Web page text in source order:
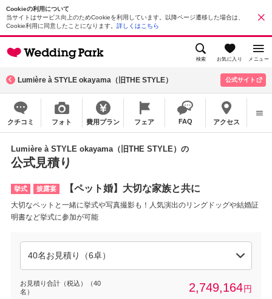
Cookieの利用について
当サイトはサービス向上のためCookieを利用しています。以降ページ遷移した場合は、
Cookie利用に同意したことになります。 詳しくはこちら
検索 お気に入り メニュー
Lumière à STYLE okayama（旧THE STYLE） 公式サイト
クチコミ フォト 費用プラン フェア FAQ アクセス
Lumière à STYLE okayama（旧THE STYLE）の
公式見積り
挙式 披露宴 【ペット婚】大切な家族と共に
大切なペットと一緒に挙式や写真撮影も！人気演出のリングドッグや結婚証
明書など挙式に参加が可能
お見積り合計（税込）（40
名）
2,749,164円